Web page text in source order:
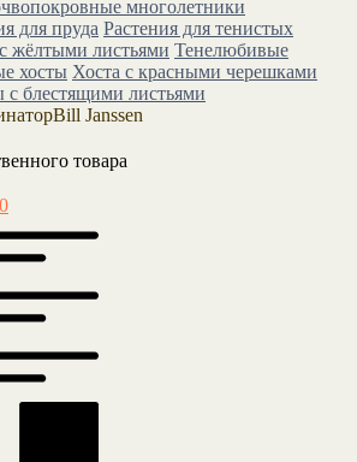
многолетники
для пруда Растения для тенистых
жёлтыми листьями Тенелюбивые
хосты Хоста с красными черешками
с блестящими листьями
Bill Janssen
товара